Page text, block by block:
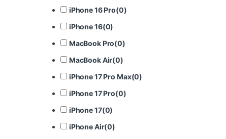
iPhone 16 Pro(0)
iPhone 16(0)
MacBook Pro(0)
MacBook Air(0)
iPhone 17 Pro Max(0)
iPhone 17 Pro(0)
iPhone 17(0)
iPhone Air(0)